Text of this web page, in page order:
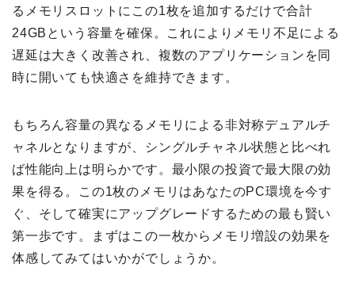
るメモリスロットにこの1枚を追加するだけで合計
24GBという容量を確保。これによりメモリ不足による
遅延は大きく改善され、複数のアプリケーションを同
時に開いても快適さを維持できます。
もちろん容量の異なるメモリによる非対称デュアルチ
ャネルとなりますが、シングルチャネル状態と比べれ
ば性能向上は明らかです。最小限の投資で最大限の効
果を得る。この1枚のメモリはあなたのPC環境を今す
ぐ、そして確実にアップグレードするための最も賢い
第一歩です。まずはこの一枚からメモリ増設の効果を
体感してみてはいかがでしょうか。